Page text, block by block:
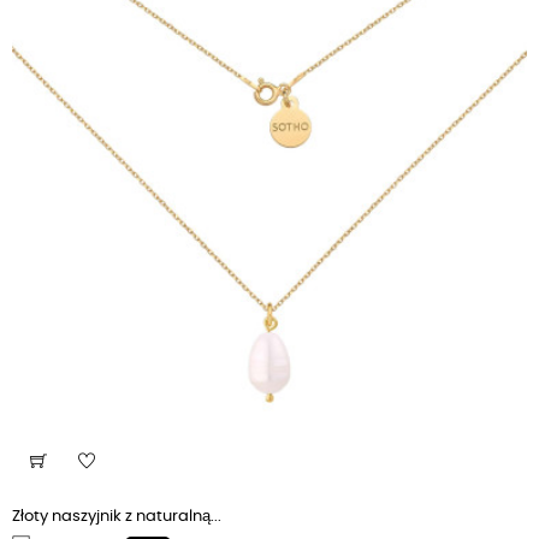
Złoty naszyjnik z naturalną...